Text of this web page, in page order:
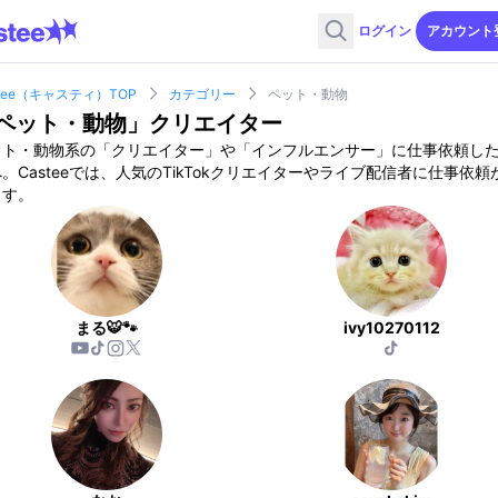
ログイン アカウント
（キャスティ）TOP カテゴリー ペット・動物
ット・動物 」クリエイター
・動物系の「クリエイター」や「インフルエンサー」に仕事依頼し
Casteeでは、人気のTikTokクリエイターやライブ配信者に仕事依頼
。
まる🐯🐾 ivy10270112